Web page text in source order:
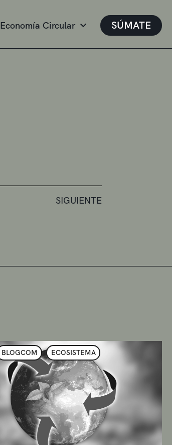
Economía Circular SÚMATE
SIGUIENTE
BLOGCOM ECOSISTEMA